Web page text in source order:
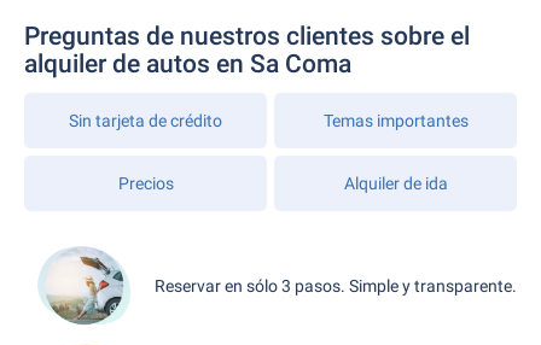
Preguntas de nuestros clientes sobre el
alquiler de autos en Sa Coma
Sin tarjeta de crédito Temas importantes
Precios Alquiler de ida
Reservar en sólo 3 pasos. Simple y transparente.